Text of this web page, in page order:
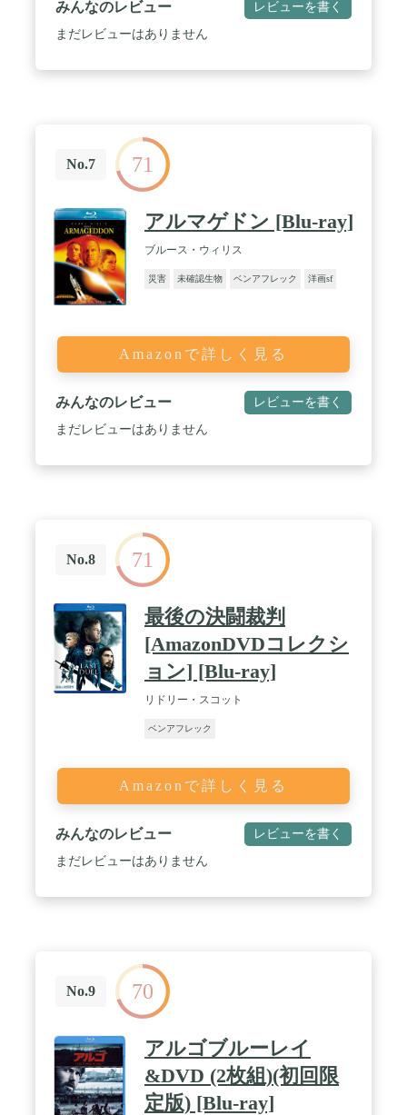
みんなのレビュー レビューを書く
まだレビューはありません
No.7 71
アルマゲドン [Blu-ray]
ブルース・ウィリス
災害 未確認生物 ベンアフレック 洋画sf
Amazonで詳しく見る
みんなのレビュー レビューを書く
まだレビューはありません
No.8 71
最後の決闘裁判
[AmazonDVDコレクシ
ョン] [Blu-ray]
リドリー・スコット
ベンアフレック
Amazonで詳しく見る
みんなのレビュー レビューを書く
まだレビューはありません
No.9 70
アルゴブルーレイ
&DVD (2枚組)(初回限
定版) [Blu-ray]